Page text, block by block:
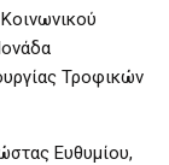
Τροφικών
Ευθυμίου,